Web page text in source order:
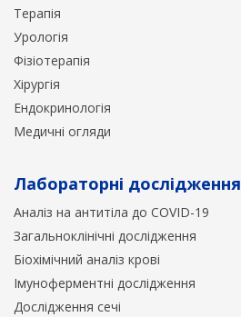
Терапія
Урологія
Фізіотерапія
Хірургія
Ендокринологія
Медичні огляди
Лабораторні дослідження
Аналіз на антитіла до COVID-19
Загальноклінічні дослідження
Біохімічний аналіз крові
Імуноферментні дослідження
Дослідження сечі